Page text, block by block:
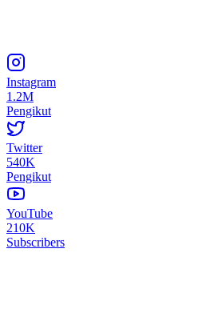
Instagram
1.2M
Pengikut
Twitter
540K
Pengikut
YouTube
210K
Subscribers